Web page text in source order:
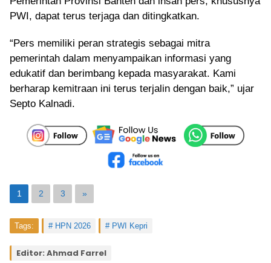
PWI, dapat terus terjaga dan ditingkatkan.
“Pers memiliki peran strategis sebagai mitra
pemerintah dalam menyampaikan informasi yang
edukatif dan berimbang kepada masyarakat. Kami
berharap kemitraan ini terus terjalin dengan baik,” ujar
Septo Kalnadi.
1 2 3 »
Tags: HPN 2026 PWI Kepri
Editor: Ahmad Farrel